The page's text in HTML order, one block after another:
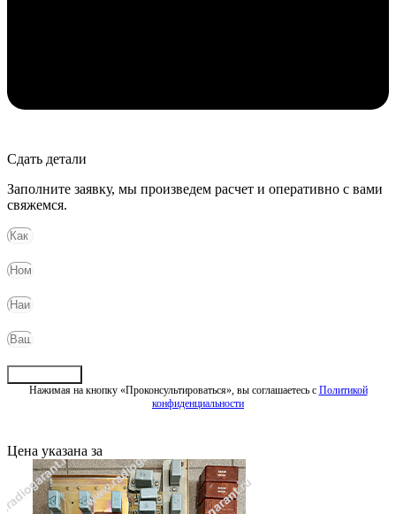
Сдать детали
Заполните заявку, мы произведем расчет и оперативно с вами
свяжемся.
Нажимая на кнопку «Проконсультироваться», вы соглашаетесь с Политикой
конфиденциальности
Цена указана за